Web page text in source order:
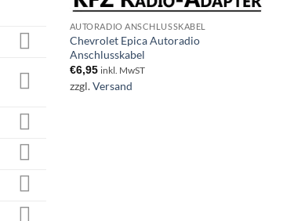
AUTORADIO ANSCHLUSSKABEL
Chevrolet Epica Autoradio
Anschlusskabel
€6,95 inkl. MwST
zzgl.Versand